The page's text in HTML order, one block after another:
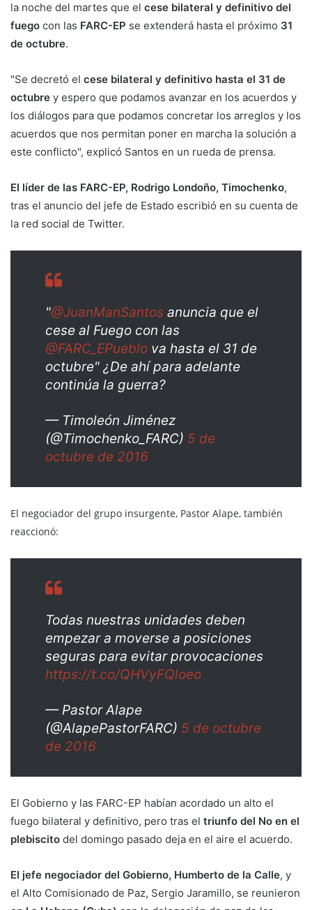
la noche del martes que el cese bilateral y definitivo del
fuego con las FARC-EP se extenderá hasta el próximo 31
de octubre.
"Se decretó el cese bilateral y definitivo hasta el 31 de
octubre y espero que podamos avanzar en los acuerdos y
los diálogos para que podamos concretar los arreglos y los
acuerdos que nos permitan poner en marcha la solución a
este conflicto", explicó Santos en un rueda de prensa.
El líder de las FARC-EP, Rodrigo Londoño, Timochenko,
tras el anuncio del jefe de Estado escribió en su cuenta de
la red social de Twitter.
"@JuanManSantos anuncia que el
cese al Fuego con las
@FARC_EPueblo va hasta el 31 de
octubre" ¿De ahí para adelante
continúa la guerra?
— Timoleón Jiménez
(@Timochenko_FARC) 5 de
octubre de 2016
El negociador del grupo insurgente, Pastor Alape, también
reaccionó:
Todas nuestras unidades deben
empezar a moverse a posiciones
seguras para evitar provocaciones
https://t.co/QHVyFQloeo
— Pastor Alape
(@AlapePastorFARC) 5 de octubre
de 2016
El Gobierno y las FARC-EP habían acordado un alto el
fuego bilateral y definitivo, pero tras el triunfo del No en el
plebiscito del domingo pasado deja en el aire el acuerdo.
El jefe negociador del Gobierno, Humberto de la Calle, y
el Alto Comisionado de Paz, Sergio Jaramillo, se reunieron